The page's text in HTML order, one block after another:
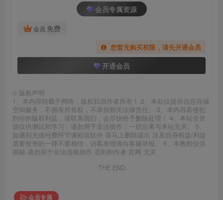
会员专属资源
会员 免费
您暂无购买权限，请先开通会员
开通会员
© 版权声明
1、本内容转载于网络，版权归原作者所有！ 2、本站仅提供信息存储
空间服务，不拥有所有权，不承担相关法律责任。 3、本内容若侵犯
到你的版权利益，请联系我们，会尽快给予删除处理！ 4、本站全资
源仅供测试和学习，请勿用于非法操作，一切后果与本站无关。 5、
如遇到充值付费环节课程或软件 请马上删除退出 涉及自身权益/利益
需要投资的一律不要相信，访客发现请向客服举报。 6、本教程仅供
揭秘 请勿用于非法违规操作 否则和作者 官网 无关
THE END
会员专属